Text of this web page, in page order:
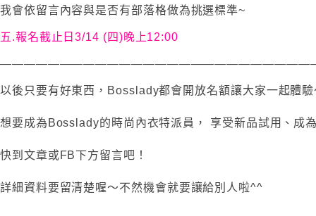
我會依留言內容與是否有部落格做為挑選標準~
五.報名截止日3/14 (四)晚上12:00
以後只要有好東西，Bosslady都會開放名額讓大家一起體驗
想要成為Bosslady的時尚內衣特派員， 享受新品試用、成
快到文章或FB下方留言吧！
詳細資料要留清楚喔～不然機會就要讓給別人啦^^